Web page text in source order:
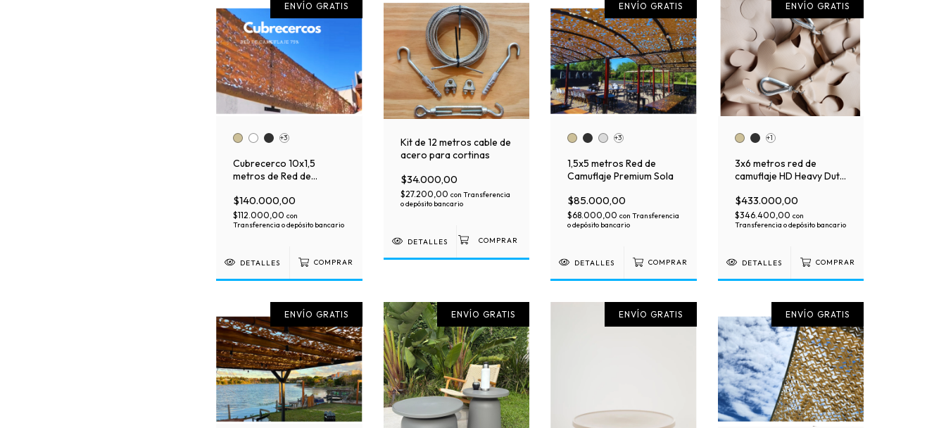
ENVÍO GRATIS
+3
Cubrecerco 10x1,5
metros de Red de
(copia)
$140.000,00
$112.000,00 con
Transferencia o depósito bancario
DETALLES COMPRAR
Kit de 12 metros cable de
acero para cortinas
$34.000,00
$27.200,00 con Transferencia
o depósito bancario
DETALLES
ENVÍO GRATIS
+3
1,5x5 metros Red de
Camuflaje Premium Sola
$85.000,00
$68.000,00 con Transferencia
o depósito bancario
DETALLES COMPRAR
ENVÍO GRATIS
+1
3x6 metros red de
camuflaje HD Heavy Duty
resistente. Lista para
colgar, con soga
perimetral engrampada
$433.000,00
$346.400,00 con
Transferencia o depósito bancario
DETALLES COMPRAR
ENVÍO GRATIS ENVÍO GRATIS ENVÍO GRATIS ENVÍO GRATIS